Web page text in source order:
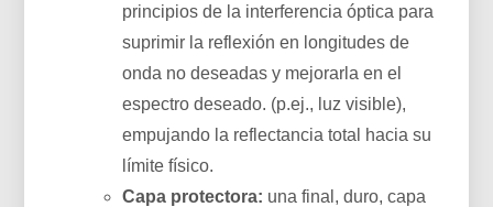
principios de la interferencia óptica para
suprimir la reflexión en longitudes de
onda no deseadas y mejorarla en el
espectro deseado. (p.ej., luz visible),
empujando la reflectancia total hacia su
límite físico.
Capa protectora: una final, duro, capa